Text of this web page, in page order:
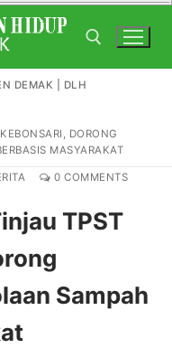
DEMAK | DLH
DORONG
MASYARAKAT
0 COMMENTS
TPST
Sampah